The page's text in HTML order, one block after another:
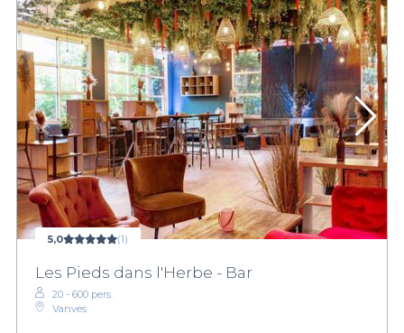
5,0 (1)
Les Pieds dans l'Herbe - Bar
20 - 600 pers.
Vanves